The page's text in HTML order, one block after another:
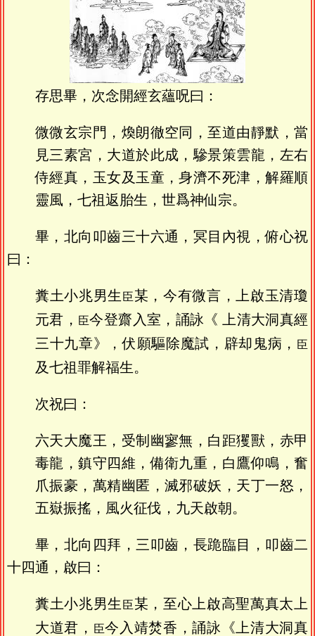
存思畢，次念開經玄蘊呪曰：
微微玄宗門，煥朗徹空同，至道由靜默，當
見三素宮，大道於此成，驂景策雲龍，左右
侍經真，玉女及玉童，身濟不死津，解羅順
靈風，七祖返胎生，世爲神仙宗。
畢，北向叩齒三十六通，冥目內視，俯心祝
曰：
糞土小兆男生 臣某，今有微言，上啟玉清瓊
元君， 臣今登齋入室，誦詠《 上清大洞真經
三十九章》，伏願驅除魔試，辟却鬼病，
臣
及七祖罪解福生。
次祝曰：
六天大魔王，受制幽寥無，白距玃獸，赤甲
毒龍，鎮守四維，備衛九重，白鷹仰鳴，奮
爪振豪，萬精幽匿，滅邪破妖，天丁一怒，
五嶽振搖，風火征伐，九天啟朝。
畢，北向四拜，三叩齒，長跪臨目，叩齒二
十四通，啟曰：
糞土小兆男生 臣某，至心上啟高聖萬真太上
大道君，
臣今入靖焚香，誦詠《上清大洞真